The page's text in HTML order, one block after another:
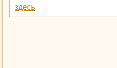
здесь